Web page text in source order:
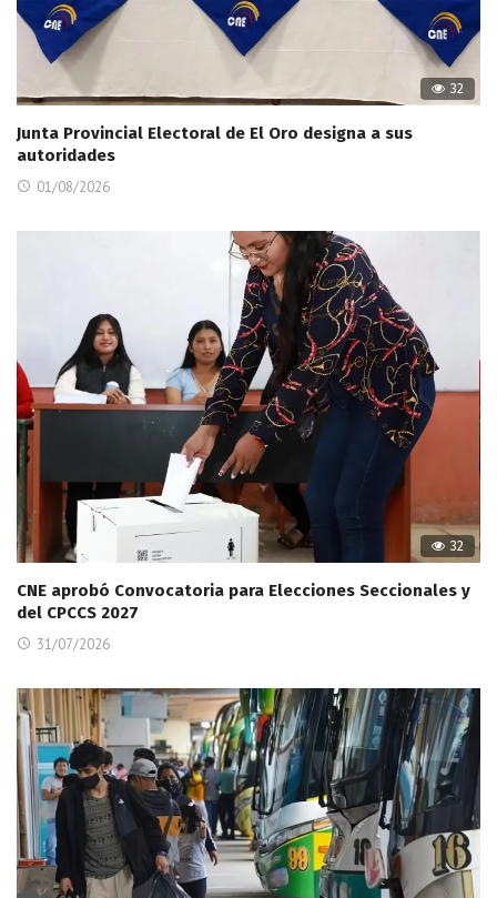
32
Junta Provincial Electoral de El Oro designa a sus
autoridades
01/08/2026
32
CNE aprobó Convocatoria para Elecciones Seccionales y
del CPCCS 2027
31/07/2026